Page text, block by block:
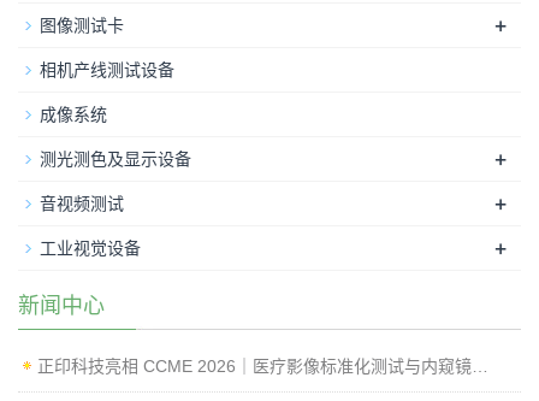
图像测试卡 +
相机产线测试设备
成像系统
测光测色及显示设备 +
音视频测试 +
工业视觉设备 +
新闻中心
正印科技亮相 CCME 2026｜医疗影像标准化测试与内窥镜成像性能检测方案